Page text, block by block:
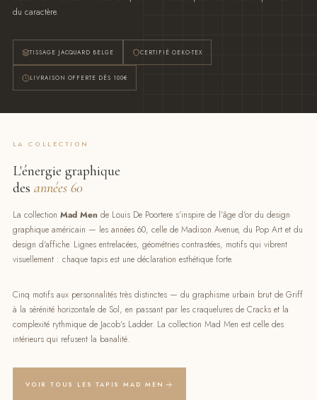
du caractère.
TISSAGE JACQUARD BELGE CERTIFIÉ OEKO-TEX
LIVRAISON OFFERTE DÈS 100€
LA COLLECTION
L'énergie graphique
des années 60
La collection Mad Mende Louis De Poortere s'inspire de l'âge d'or du design
graphique américain — les années 60, celle de Madison Avenue, du Pop Art et du
design d'affiche. Lignes entrelacées, géométries contrastées, motifs qui vibrent
visuellement : chaque tapis est une déclaration esthétique forte.
Cinq motifs aux personnalités très distinctes — du graphisme urbain brut de Griff
à la sérénité horizontale de Sol, en passant par les craquelures de Cracks et la
complexité rythmique de Jacob's Ladder. La collection Mad Men est celle des
intérieurs qui refusent la banalité.
VOIR TOUS LES TAPIS MAD MEN